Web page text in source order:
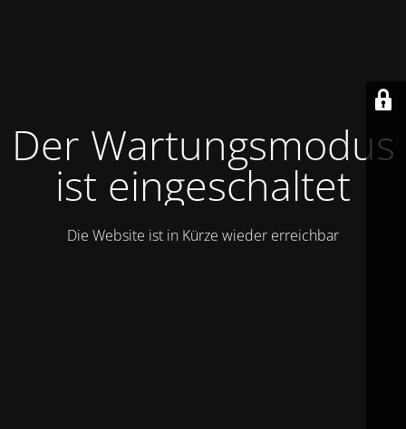
Der Wartungsmodus
ist eingeschaltet
Die Website ist in Kürze wieder erreichbar